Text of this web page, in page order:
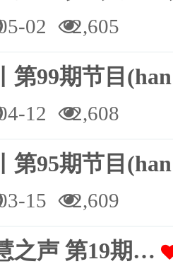
02 2,605
第99期节目
12 2,608
第95期节目
15 2,609
之声 第19期…